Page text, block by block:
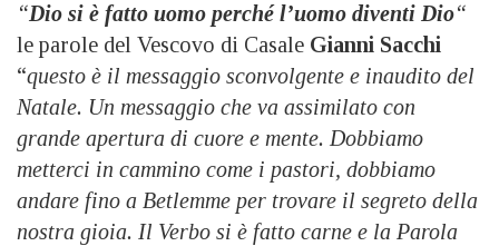
“Dio si è fatto uomo perché l’uomo diventi Dio“
le parole del Vescovo di Casale Gianni Sacchi
“questo è il messaggio sconvolgente e inaudito del
Natale. Un messaggio che va assimilato con
grande apertura di cuore e mente. Dobbiamo
metterci in cammino come i pastori, dobbiamo
andare fino a Betlemme per trovare il segreto della
nostra gioia. Il Verbo si è fatto carne e la Parola